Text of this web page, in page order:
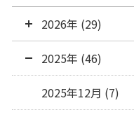
2026年 (29)
2025年 (46)
2025年12月 (7)